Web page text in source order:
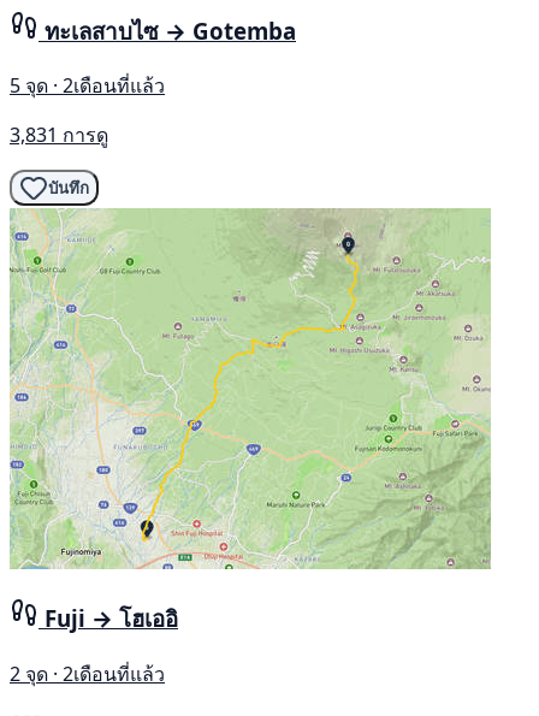
ทะเลสาบไซ → Gotemba
5 จุด · 2เดือนที่แล้ว
3,831 การดู
บันทึก
Fuji → โฮเออิ
2 จุด · 2เดือนที่แล้ว